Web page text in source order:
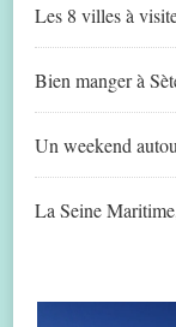
Les 8 villes à
Bien manger à
Un weekend
La Seine